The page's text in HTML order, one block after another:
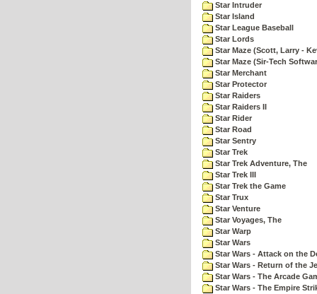
Star Intruder
Star Island
Star League Baseball
Star Lords
Star Maze (Scott, Larry -
Star Maze (Sir-Tech
Star Merchant
Star Protector
Star Raiders
Star Raiders II
Star Rider
Star Road
Star Sentry
Star Trek
Star Trek Adventure, The
Star Trek III
Star Trek the Game
Star Trux
Star Venture
Star Voyages, The
Star Warp
Star Wars
Star Wars - Attack on the
Star Wars - Return of the
Star Wars - The Arcade
Star Wars - The Empire